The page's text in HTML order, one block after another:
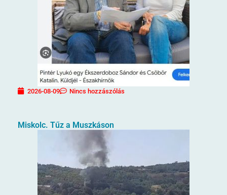
2026-08-09 Nincs hozzászólás
Miskolc. Tűz a Muszkáson